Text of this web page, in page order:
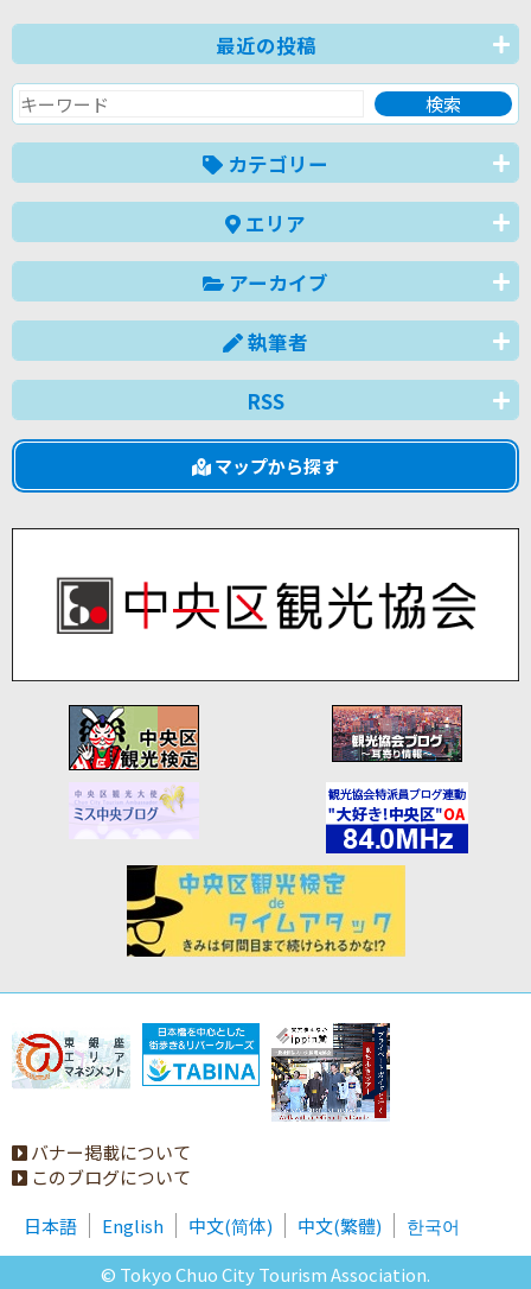
最近の投稿
カテゴリー
エリア
アーカイブ
執筆者
RSS
マップから探す
バナー掲載について
このブログについて
日本語
English 中文(简体) 中文(繁體)
한국어
© Tokyo Chuo City Tourism Association.